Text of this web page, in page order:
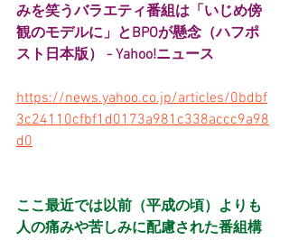
みを笑うバラエティ番組は「いじめ傍
観のモデルに」とBPOが懸念（ハフポ
スト日本版） - Yahoo!ニュース
https://news.yahoo.co.jp/articles/0bdbf
3c24110cfbf1d0173a981c338accc9a98
d0
ここ最近では以前（平成の頃）よりも
人の痛みや苦しみに配慮された番組構